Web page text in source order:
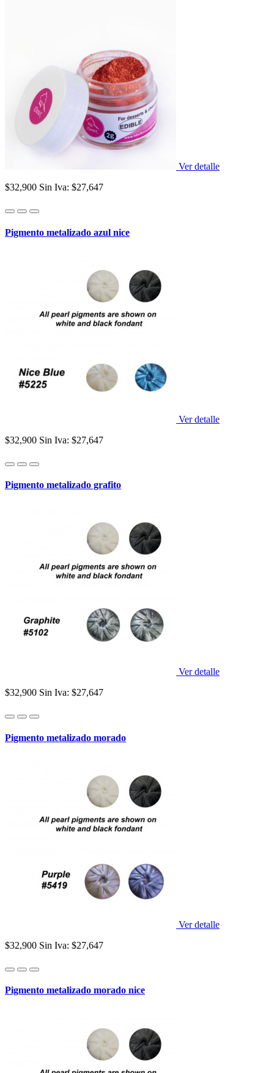
Ver detalle
$32,900 Sin Iva: $27,647
Pigmento metalizado azul nice
Ver detalle
$32,900 Sin Iva: $27,647
Pigmento metalizado grafito
Ver detalle
$32,900 Sin Iva: $27,647
Pigmento metalizado morado
Ver detalle
$32,900 Sin Iva: $27,647
Pigmento metalizado morado nice